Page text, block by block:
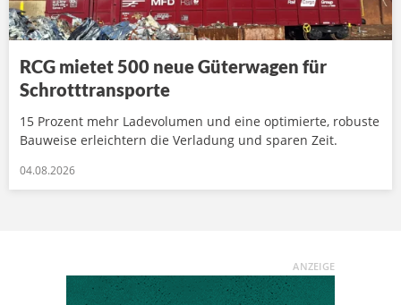
RCG mietet 500 neue Güterwagen für
Schrotttransporte
15 Prozent mehr Ladevolumen und eine optimierte, robuste
Bauweise erleichtern die Verladung und sparen Zeit.
04.08.2026
ANZEIGE